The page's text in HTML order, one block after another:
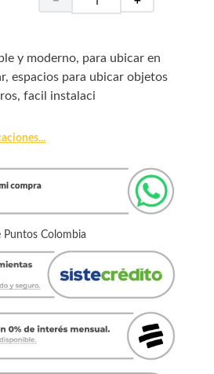
y moderno, para ubicar en
espacios para ubicar objetos
facil instalaci